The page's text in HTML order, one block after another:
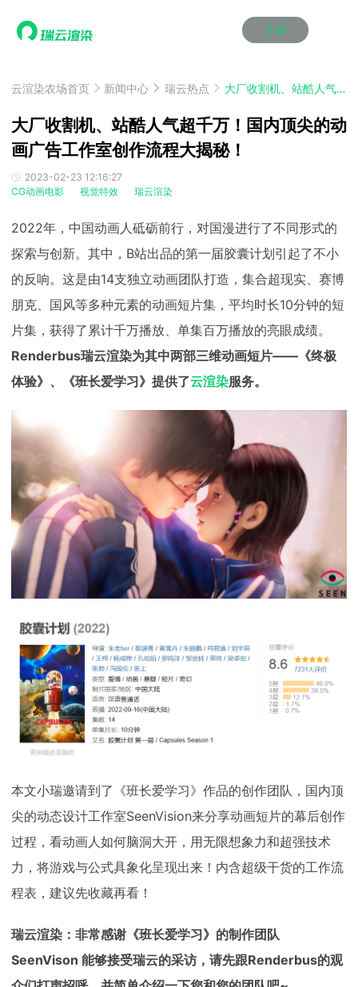
注册
效果图渲染
云制作
云渲染管理系统
瑞兔百宝箱
效果图渲染
云制作
云渲染管理系统
瑞兔百宝箱
效果图渲染
云制作
云渲染管理系统
瑞兔百宝箱
效果图渲染
云制作
云渲染管理系统
瑞兔百宝箱
效果图渲染
云制作
云渲染管理系统
瑞兔百宝箱
效果图渲染
云制作
云渲染管理系统
瑞兔百宝箱
解决方案
3ds Max云渲染方案
Blender 云渲染方案
Maya AI渲染方案
3ds Max云渲染方案
Blender 云渲染方案
Maya AI渲染方案
3ds Max云渲染方案
Blender 云渲染方案
Maya AI渲染方案
3ds Max云渲染方案
Blender 云渲染方案
Maya AI渲染方案
3ds Max云渲染方案
Blender 云渲染方案
Maya AI渲染方案
3ds Max云渲染方案
Blender 云渲染方案
Maya AI渲染方案
价格
动画价格
云制作价格
动画价格
云制作价格
动画价格
云制作价格
动画价格
云制作价格
动画价格
云制作价格
动画价格
云制作价格
案例
资讯&赛事
新闻资讯
渲染大赛
泛CG交流会
新闻资讯
渲染大赛
泛CG交流会
新闻资讯
渲染大赛
泛CG交流会
新闻资讯
渲染大赛
泛CG交流会
新闻资讯
渲染大赛
泛CG交流会
新闻资讯
渲染大赛
泛CG交流会
特惠专区
青云平台
教育优惠
青云平台
教育优惠
青云平台
教育优惠
青云平台
教育优惠
青云平台
教育优惠
青云平台
教育优惠
关于我们
下载动画客户端
效果图客户端
动画客户端
效果图客户端
动画客户端
效果图客户端
动画客户端
效果图客户端
动画客户端
效果图客户端
动画客户端
效果图客户端
登录
云渲染农场首页 新闻中心 瑞云热点 大厂收割机、站酷人气超千万！国内顶尖的动画广告工作室创作流程大揭秘！
大厂收割机、站酷人气超千万！国内顶尖的动
画广告工作室创作流程大揭秘！
2023-02-23 12:16:27
CG动画电影
视觉特效 瑞云渲染
2022年，中国动画人砥砺前行，对国漫进行了不同形式的
探索与创新。其中，B站出品的第一届胶囊计划引起了不小
的反响。这是由14支独立动画团队打造，集合超现实、赛博
朋克、国风等多种元素的动画短片集，平均时长10分钟的短
片集，获得了累计千万播放、单集百万播放的亮眼成绩。
Renderbus瑞云渲染为其中两部三维动画短片——《终极
体验》、《班长爱学习》提供了云渲染服务。
本文小瑞邀请到了《班长爱学习》作品的创作团队，国内顶
尖的动态设计工作室SeenVision来分享动画短片的幕后创作
过程，看动画人如何脑洞大开，用无限想象力和超强技术
力，将游戏与公式具象化呈现出来！内含超级干货的工作流
程表，建议先收藏再看！
瑞云渲染：非常感谢《班长爱学习》的制作团队
SeenVison 能够接受瑞云的采访，请先跟Renderbus的观